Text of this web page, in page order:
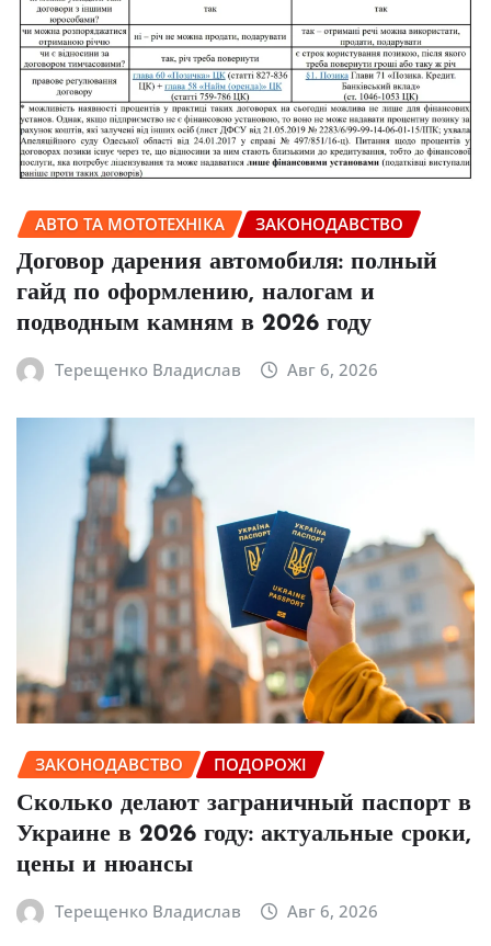
АВТО ТА МОТОТЕХНІКА ЗАКОНОДАВСТВО
Договор дарения автомобиля: полный
гайд по оформлению, налогам и
подводным камням в 2026 году
Терещенко Владислав Авг 6, 2026
ЗАКОНОДАВСТВО ПОДОРОЖІ
Сколько делают заграничный паспорт в
Украине в 2026 году: актуальные сроки,
цены и нюансы
Терещенко Владислав Авг 6, 2026